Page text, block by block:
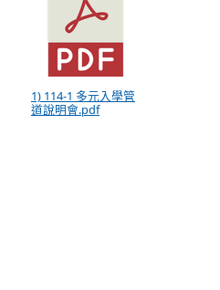
1) 114-1 多元入學管
道說明會.pdf